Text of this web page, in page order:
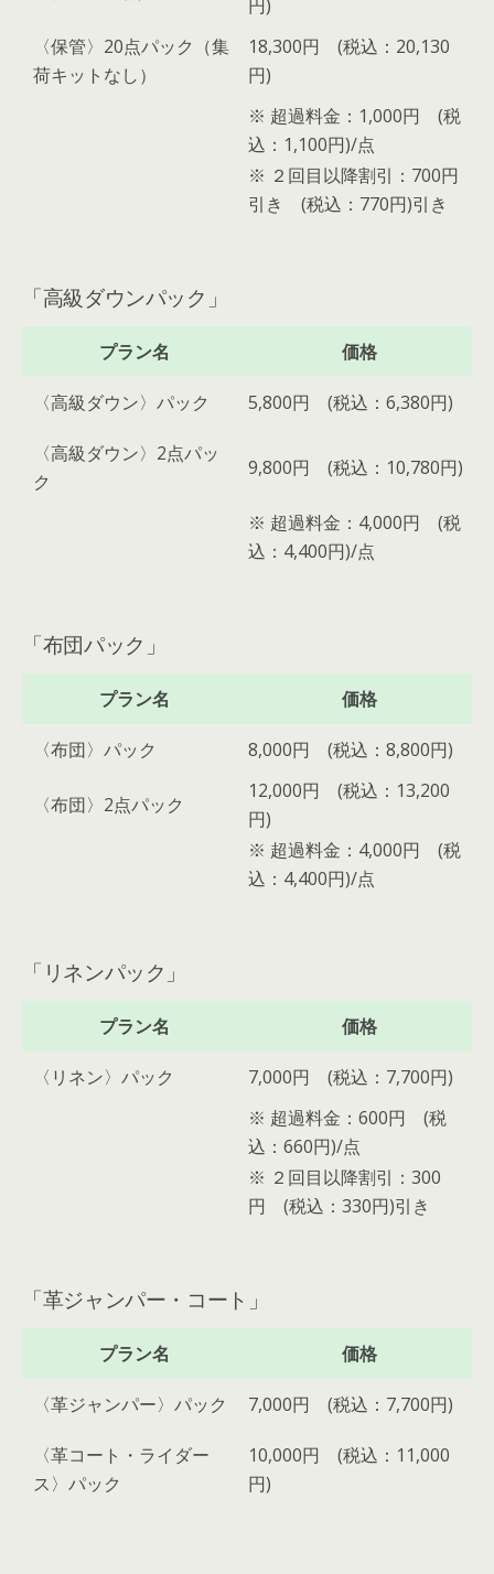
円)
〈保管〉20点パック（集
荷キットなし）
18,300円 (税込：20,130
円)
※ 超過料金：1,000円 (税
込：1,100円)/点
※ ２回目以降割引：700円
引き (税込：770円)引き
「高級ダウンパック」
プラン名 価格
〈高級ダウン〉パック 5,800円 (税込：6,380円)
〈高級ダウン〉2点パッ
ク
9,800円 (税込：10,780円)
※ 超過料金：4,000円 (税
込：4,400円)/点
「布団パック」
プラン名 価格
〈布団〉パック 8,000円 (税込：8,800円)
〈布団〉2点パック
12,000円 (税込：13,200
円)
※ 超過料金：4,000円 (税
込：4,400円)/点
「リネンパック」
プラン名 価格
〈リネン〉パック
7,000円 (税込：7,700円)
※ 超過料金：600円 (税
込：660円)/点
※ ２回目以降割引：300
円 (税込：330円)引き
「革ジャンパー・コート」
プラン名 価格
〈革ジャンパー〉パック 7,000円 (税込：7,700円)
〈革コート・ライダー
ス〉パック
10,000円 (税込：11,000
円)